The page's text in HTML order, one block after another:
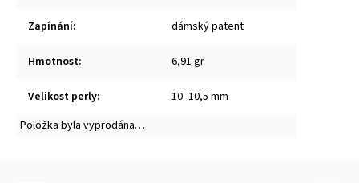
Zapínání: dámský patent
Hmotnost: 6,91 gr
Velikost perly:
10–10,5 mm
Položka byla vyprodána…